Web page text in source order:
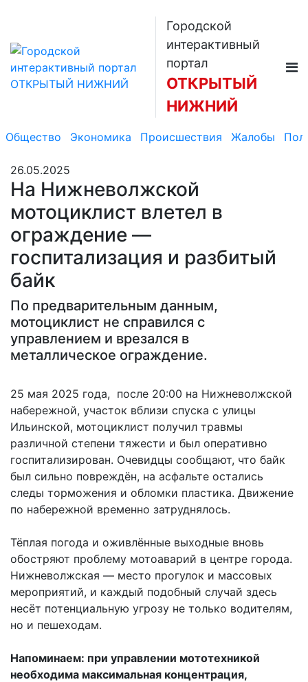
Городской
интерактивный
портал
ОТКРЫТЫЙ
НИЖНИЙ
Общество Экономика Происшествия Жалобы
26.05.2025
На Нижневолжской
мотоциклист влетел в
ограждение —
госпитализация и разбитый
байк
По предварительным данным,
мотоциклист не справился с
управлением и врезался в
металлическое ограждение.
25 мая 2025 года, после 20:00 на Нижневолжской
набережной, участок вблизи спуска с улицы
Ильинской, мотоциклист получил травмы
различной степени тяжести и был оперативно
госпитализирован. Очевидцы сообщают, что байк
был сильно повреждён, на асфальте остались
следы торможения и обломки пластика. Движение
по набережной временно затруднялось.
Тёплая погода и оживлённые выходные вновь
обостряют проблему мотоаварий в центре города.
Нижневолжская — место прогулок и массовых
мероприятий, и каждый подобный случай здесь
несёт потенциальную угрозу не только водителям,
но и пешеходам.
Напоминаем: при управлении мототехникой
необходима максимальная концентрация,